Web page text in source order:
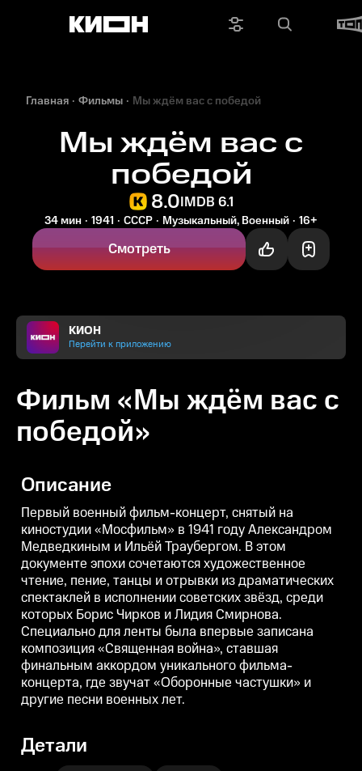
Главная Фильмы Мы ждём вас с победой
Мы ждём вас с
победой
8.0IMDB 6.1
34 мин 1941 СССР Музыкальный, Военный 16+
Смотреть
КИОН
Перейти к приложению
Фильм «Мы ждём вас с
победой»
Описание
Первый военный фильм-концерт, снятый на
киностудии «Мосфильм» в 1941 году Александром
Медведкиным и Ильёй Траубергом. В этом
документе эпохи сочетаются художественное
чтение, пение, танцы и отрывки из драматических
спектаклей в исполнении советских звёзд, среди
которых Борис Чирков и Лидия Смирнова.
Специально для ленты была впервые записана
композиция «Священная война», ставшая
финальным аккордом уникального фильма-
концерта, где звучат «Оборонные частушки» и
другие песни военных лет.
Детали